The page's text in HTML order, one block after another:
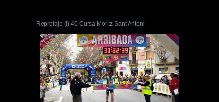
Reprotaje (I) 40 Cursa Moritz Sant Antoni